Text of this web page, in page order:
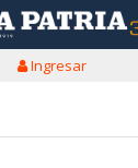
Ingresar